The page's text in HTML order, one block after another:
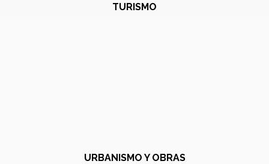
TURISMO
URBANISMO Y OBRAS